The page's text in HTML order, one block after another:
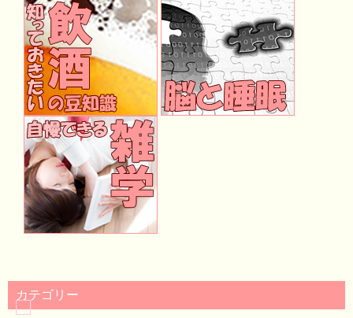
カテゴリー